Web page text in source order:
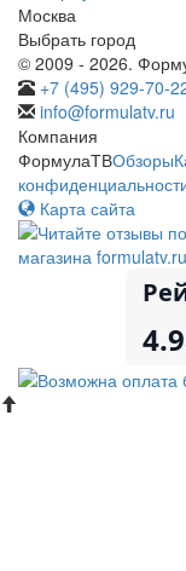
Москва
Выбрать город
© 2009 - 2026.
+7 (495) 929-70-
info@formulatv.ru
Компания
ФормулаТВОбзоры
Карта сайта